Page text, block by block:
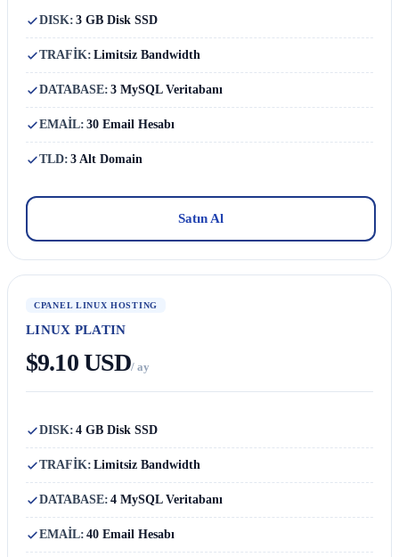
DISK: 3 GB Disk SSD
TRAFİK: Limitsiz Bandwidth
DATABASE: 3 MySQL Veritabanı
EMAİL: 30 Email Hesabı
TLD: 3 Alt Domain
Satın Al
CPANEL LINUX HOSTING
LINUX PLATIN
$9.10 USD/ ay
DISK: 4 GB Disk SSD
TRAFİK: Limitsiz Bandwidth
DATABASE: 4 MySQL Veritabanı
EMAİL: 40 Email Hesabı